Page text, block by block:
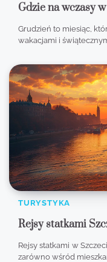
Gdzie na wczasy
Grudzień to miesiąc,
wakacjami i
TURYSTYKA
Rejsy statkami
Rejsy statkami w
zarówno wśród